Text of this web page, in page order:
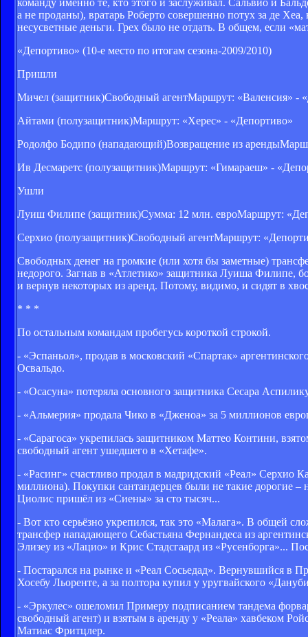
а не проданы), вратарь Роберто совершенно потух за де
несусветные деньги. Грех было не отдать. В общем, если
«Депортиво» (10-е место по итогам сезона-2009/2010)
Пришли
Мичел (защитник)Свободный агентМаршрут: «Валенсия» -
Айтами (полузащитник)Маршрут: «Херес» - «Депортиво»
Родолфо Бодипо (нападающий)Возвращение из
Ив Десмаретс (полузащитник)Маршрут: «Гимараеш» -
Ушли
Луиш Филипе (защитник)Сумма: 12 млн. евроМаршрут:
Серхио (полузащитник)Свободный агентМаршрут:
Свободных денег на громкие (или хотя бы заметные)
недорого. Загнав в «Атлетико» защитника Луиша Филипе,
и вернув некоторых из аренд. Потому, видимо, и сидят в
* * *
По остальным командам пробегусь короткой строкой.
- «Эспаньол», продав в московский «Спартак»
Освальдо.
- «Осасуна» потеряла основного защитника Сесара
- «Альмерия» продала Чико в «Дженоа» за 5 миллионов
- «Сарагоса» укрепилась защитником Маттео Контини,
свободный агент ушедшего в «Хетафе».
- «Расинг» счастливо продал в мадридский «Реал» Серхио
миллиона). Покупки сантандерцев были не такие дорогие
Циолис пришёл из «Сиены» за сто тысяч...
- Вот кто серьёзно укрепился, так это «Малага». В общей
трансфер нападающего Себастьяна Фернандеса из
Элизеу из «Лацио» и Крис Стадсгаард из «Русенборга»...
- Постарался на рынке и «Реал Сосьедад». Вернувшийся в
Хосебу Льоренте, а за полтора купил у уругвайского
- «Эркулес» ошеломил Примеру подписанием тандема
свободный агент) и взятым в аренду у «Реала» хавбеком
Матиас Фритцлер.